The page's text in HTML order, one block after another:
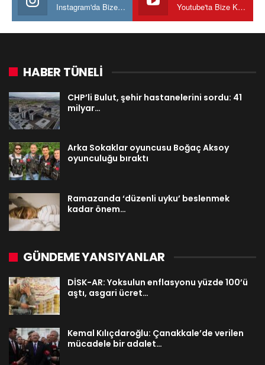
Instagram'da Bize katılın Youtube'ta Bize Katılın
HABER TÜNELİ
CHP’li Bulut, şehir hastanelerini sordu: 41
milyar…
Arka Sokaklar oyuncusu Boğaç Aksoy
oyunculuğu bıraktı
Ramazanda ‘düzenli uyku’ beslenmek
kadar önem…
GÜNDEME YANSIYANLAR
DİSK-AR: Yoksulun enflasyonu yüzde 100’ü
aştı, asgari ücret…
Kemal Kılıçdaroğlu: Çanakkale’de verilen
mücadele bir adalet…